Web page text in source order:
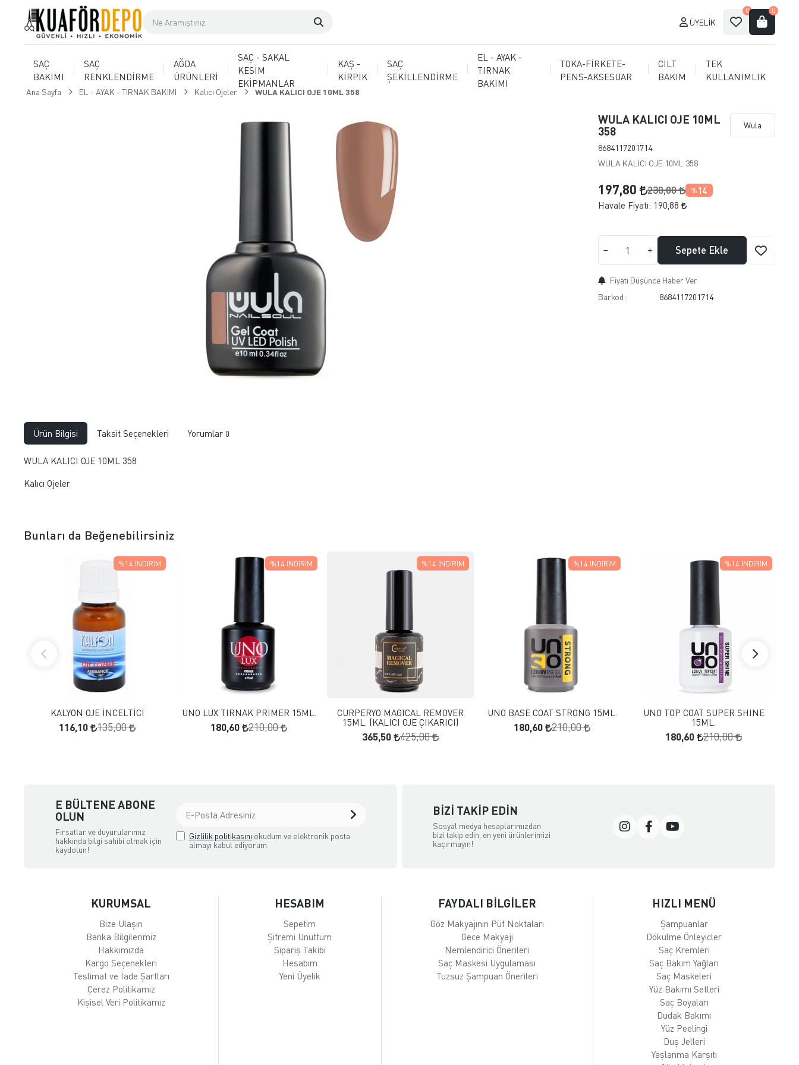
ÜYELIK
0 0
SAÇ
BAKIMI
SAÇ
RENKLENDİRME
AĞDA
ÜRÜNLERİ
SAÇ - SAKAL
KESİM
EKİPMANLAR
KAŞ -
KİRPİK
SAÇ
ŞEKİLLENDİRME
EL - AYAK -
TIRNAK
BAKIMI
TOKA-FİRKETE-
PENS-AKSESUAR
CİLT
BAKIM
TEK
KULLANIMLIK
Ana Sayfa EL - AYAK - TIRNAK BAKIMI Kalıcı Ojeler WULA KALICI OJE 10ML 358
WULA KALICI OJE 10ML
358
8684117201714
Wula
WULA KALICI OJE 10ML 358
197,80 230,00 % 14
Havale Fiyatı: 190,88
Sepete Ekle
Fiyatı Düşünce Haber Ver
Barkod:
8684117201714
Ürün Bilgisi Taksit Seçenekleri Yorumlar 0
WULA KALICI OJE 10ML 358
Kalıcı Ojeler
Bunları da Beğenebilirsiniz
FAVORILERE EKLE
SEPETE EKLE
KALYON OJE İNCELTİCİ
116,10 135,00
%14 İNDIRIM
FAVORILERE EKLE
SEPETE EKLE
UNO LUX TIRNAK PRİMER 15ML.
180,60 210,00
%14 İNDIRIM
FAVORILERE EKLE
SEPETE EKLE
CURPERYO MAGICAL REMOVER
15ML. (KALICI OJE ÇIKARICI)
365,50 425,00
%14 İNDIRIM
FAVORILERE EKLE
SEPETE EKLE
UNO BASE COAT STRONG 15ML.
180,60 210,00
%14 İNDIRIM
FAVORILERE EKLE
SEPETE EKLE
UNO TOP COAT SUPER SHINE
15ML.
180,60 210,00
%14 İNDIRIM
E BÜLTENE ABONE
OLUN
Fırsatlar ve duyurularımız
hakkında bilgi sahibi olmak için
kaydolun!
Gizlilik politikasını okudum ve elektronik posta
almayı kabul ediyorum.
BIZI TAKIP EDIN
Sosyal medya hesaplarımızdan
bizi takip edin, en yeni ürünlerimizi
kaçırmayın!
KURUMSAL
Bize Ulaşın
Banka Bilgilerimiz
Hakkımızda
Kargo Seçenekleri
Teslimat ve İade Şartları
Çerez Politikamız
Kişisel Veri Politikamız
HESABIM
Sepetim
Şifremi Unuttum
Sipariş Takibi
Hesabım
Yeni Üyelik
FAYDALI BİLGİLER
Göz Makyajının Püf Noktaları
Gece Makyajı
Nemlendirici Önerileri
Saç Maskesi Uygulaması
Tuzsuz Şampuan Önerileri
HIZLI MENÜ
Şampuanlar
Dökülme Önleyicler
Saç Kremleri
Saç Bakım Yağları
Saç Maskeleri
Yüz Bakımı Setleri
Saç Boyaları
Dudak Bakımı
Yüz Peelingi
Duş Jelleri
Yaşlanma Karşıtı